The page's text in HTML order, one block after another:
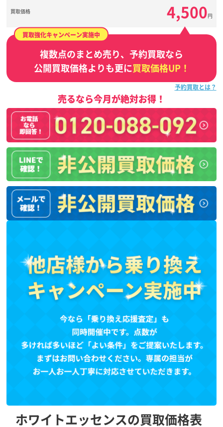
買取価格 4,500円
買取強化キャンペーン実施中
複数点のまとめ売り、予約買取なら
公開買取価格よりも更に買取価格UP！
予約買取とは？
売るなら今月が絶対お得！
ホワイトエッセンスの買取価格表